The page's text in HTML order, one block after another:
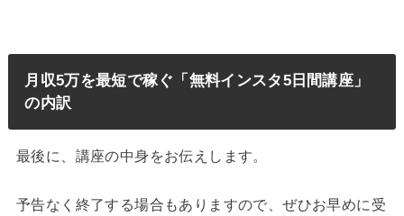
月収5万を最短で稼ぐ「無料インスタ5日間講座」
の内訳
最後に、講座の中身をお伝えします。
予告なく終了する場合もありますので、ぜひお早めに受